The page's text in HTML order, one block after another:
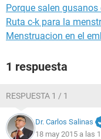
Porque salen
Ruta c-k para la
Menstruacion en el
1 respuesta
RESPUESTA 1 / 1
Dr. Carlos Salinas
18 may 2015 a las